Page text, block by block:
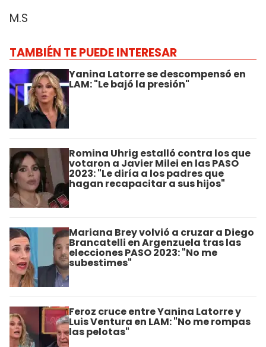
M.S
TAMBIÉN TE PUEDE INTERESAR
Yanina Latorre se descompensó en
LAM: "Le bajó la presión"
Romina Uhrig estalló contra los que
votaron a Javier Milei en las PASO
2023: "Le diría a los padres que
hagan recapacitar a sus hijos"
Mariana Brey volvió a cruzar a Diego
Brancatelli en Argenzuela tras las
elecciones PASO 2023: "No me
subestimes"
Feroz cruce entre Yanina Latorre y
Luis Ventura en LAM: "No me rompas
las pelotas"